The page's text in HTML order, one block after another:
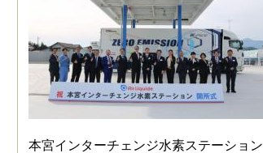
本宮インターチェンジ水素ステーション